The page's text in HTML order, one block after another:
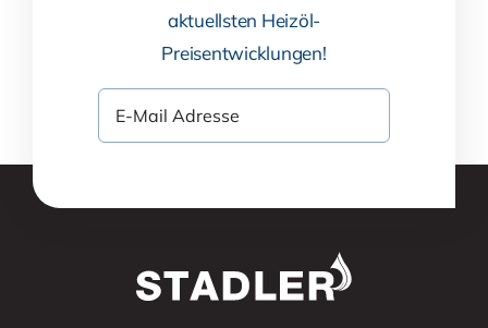
aktuellsten Heizöl-
Preisentwicklungen!